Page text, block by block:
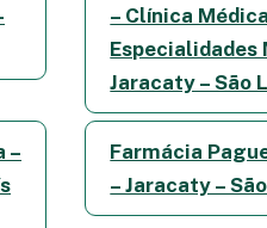
– Clínica
Especialidades
Jaracaty – São
–
Farmácia
– Jaracaty –